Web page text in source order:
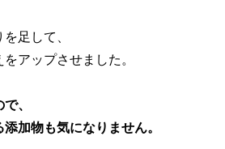
足して、
アップさせました。
、
加物も気になりません。